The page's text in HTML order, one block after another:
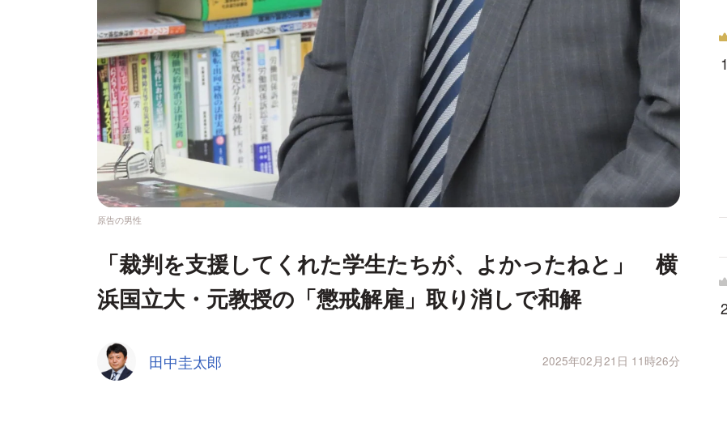
原告の男性
「裁判を支援してくれた学生たちが、よかったねと」 横
浜国立大・元教授の「懲戒解雇」取り消しで和解
田中圭太郎 2025年02月21日 11時26分